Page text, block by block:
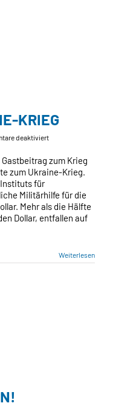
KRIEG
deaktiviertfür
ZUM
UKRAINE-
zum Krieg
zum Ukraine-Krieg.
für
Militärhilfe für die
Mehr als die Hälfte
Dollar, entfallen auf
Weiterlesen